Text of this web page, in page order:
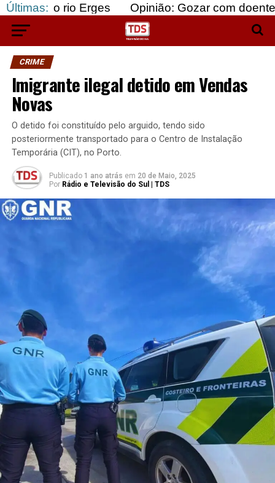
Últimas:
Erges Opinião: Gozar com doentes e bajular
CRIME
Imigrante ilegal detido em Vendas
Novas
O detido foi constituído pelo arguido, tendo sido
posteriormente transportado para o Centro de Instalação
Temporária (CIT), no Porto.
Publicado 1 ano atrás em 20 de Maio, 2025
Por Rádio e Televisão do Sul | TDS